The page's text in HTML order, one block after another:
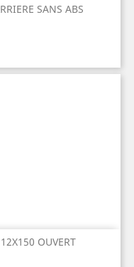
SANS ABS
OUVERT